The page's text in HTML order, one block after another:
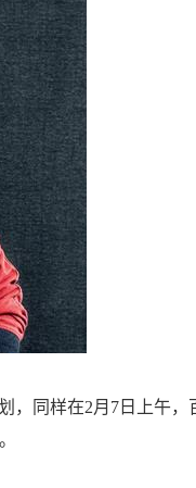
，同样在2月7日上午，